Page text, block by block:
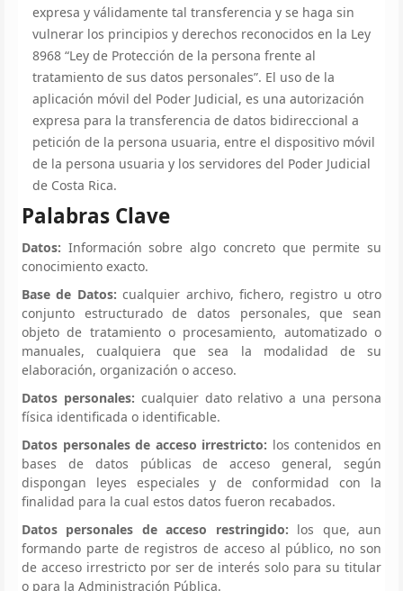
expresa y válidamente tal transferencia y se haga sin
vulnerar los principios y derechos reconocidos en la Ley
8968 “Ley de Protección de la persona frente al
tratamiento de sus datos personales”. El uso de la
aplicación móvil del Poder Judicial, es una autorización
expresa para la transferencia de datos bidireccional a
petición de la persona usuaria, entre el dispositivo móvil
de la persona usuaria y los servidores del Poder Judicial
de Costa Rica.
Palabras Clave
Datos: Información sobre algo concreto que permite su
conocimiento exacto.
Base de Datos: cualquier archivo, fichero, registro u otro
conjunto estructurado de datos personales, que sean
objeto de tratamiento o procesamiento, automatizado o
manuales, cualquiera que sea la modalidad de su
elaboración, organización o acceso.
Datos personales: cualquier dato relativo a una persona
física identificada o identificable.
Datos personales de acceso irrestricto: los contenidos en
bases de datos públicas de acceso general, según
dispongan leyes especiales y de conformidad con la
finalidad para la cual estos datos fueron recabados.
Datos personales de acceso restringido: los que, aun
formando parte de registros de acceso al público, no son
de acceso irrestricto por ser de interés solo para su titular
o para la Administración Pública.